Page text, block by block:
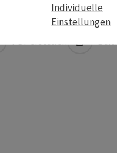
PDF erstellen
Individuelle
Einstellungen